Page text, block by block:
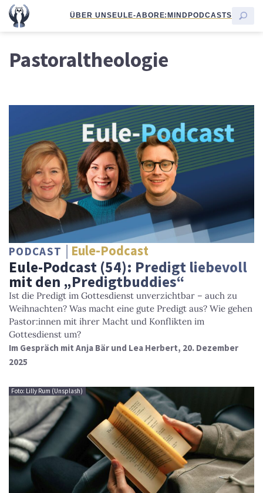
ÜBER UNSEULE-ABORE:MINDPODCASTS
Pastoraltheologie
PODCAST Eule-Podcast
Eule-Podcast (54): Predigt liebevoll
mit den „Predigtbuddies“
Ist die Predigt im Gottesdienst unverzichtbar – auch zu
Weihnachten? Was macht eine gute Predigt aus? Wie gehen
Pastor:innen mit ihrer Macht und Konflikten im
Gottesdienst um?
Im Gespräch mit Anja Bär und Lea Herbert, 20. Dezember
2025
Foto: Lilly Rum (Unsplash)